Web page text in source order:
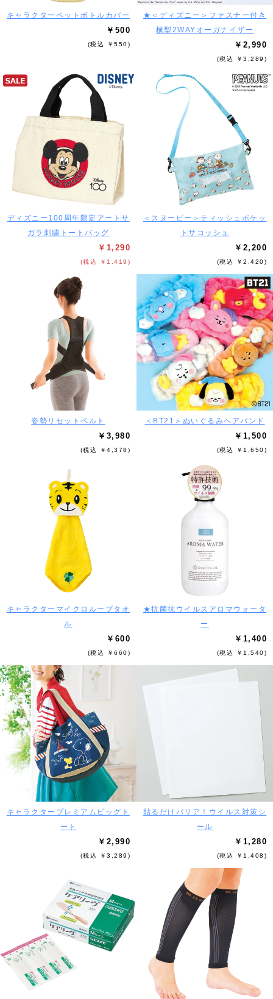
キャラクターペットボトルカバー
￥500
(税込 ￥550)
★＜ディズニー＞ファスナー付き
横型2WAYオーガナイザー
￥2,990
(税込 ￥3,289)
ディズニー100周年限定アートサ
ガラ刺繍トートバッグ
￥1,290
(税込 ￥1,419)
＜スヌーピー＞ティッシュポケッ
トサコッシュ
￥2,200
(税込 ￥2,420)
姿勢リセットベルト
￥3,980
(税込 ￥4,378)
＜BT21＞ぬいぐるみヘアバンド
￥1,500
(税込 ￥1,650)
キャラクターマイクロループタオ
ル
￥600
(税込 ￥660)
★抗菌抗ウイルスアロマウォータ
ー
￥1,400
(税込 ￥1,540)
キャラクタープレミアムビッグト
ート
￥2,990
(税込 ￥3,289)
貼るだけバリア！ウイルス対策シ
ール
￥1,280
(税込 ￥1,408)